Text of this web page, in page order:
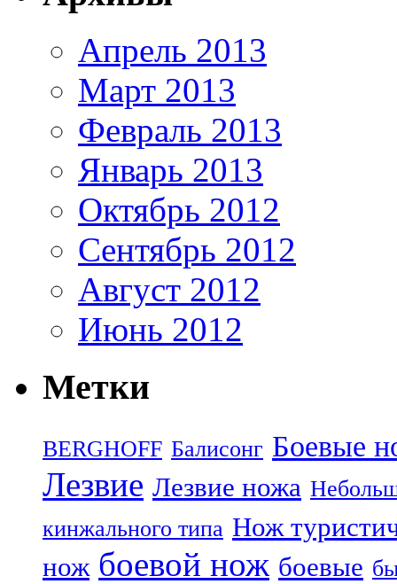
Апрель 2013
Март 2013
Февраль 2013
Январь 2013
Октябрь 2012
Сентябрь 2012
Август 2012
Июнь 2012
Метки
BERGHOFF Балисонг Боевые
Лезвие Лезвие ножа
кинжального типа Нож
нож боевой нож боевые